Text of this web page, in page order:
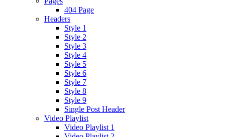
404 Page
Headers
Style 1
Style 2
Style 3
Style 4
Style 5
Style 6
Style 7
Style 8
Style 9
Single Post Header
Video Playlist
Video Playlist 1